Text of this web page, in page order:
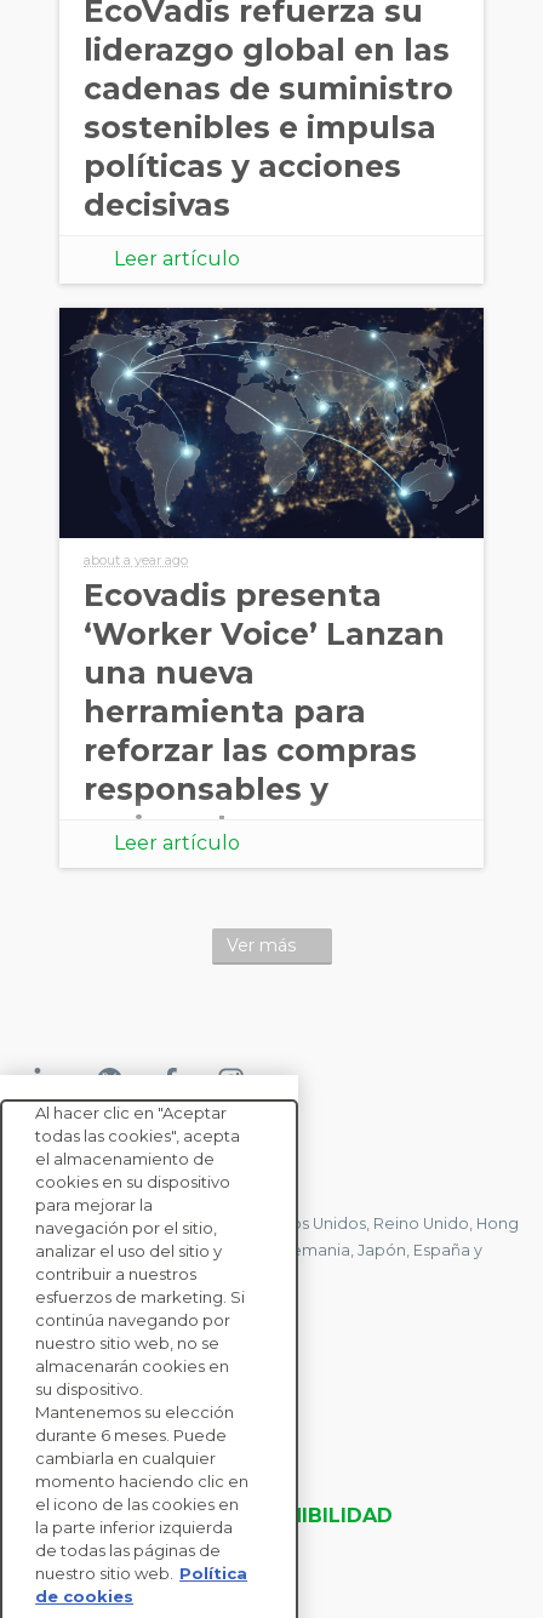
EcoVadis refuerza su
liderazgo global en las
cadenas de suministro
sostenibles e impulsa
políticas y acciones
decisivas
Leer artículo
about a year ago
Ecovadis presenta
‘Worker Voice’ Lanzan
una nueva
herramienta para
reforzar las compras
responsables y
mejorar las
condiciones laborales
Leer artículo
Ver más
CONTACTE CON NOSOTROS
Tenemos oficinas en Francia, Estados Unidos, Reino Unido, Hong
Kong, Mauricio, Polonia, Canadá, Alemania, Japón, España y
Singapur.
CONTACTE CON
NOSOTROS
SOLUCIONES
PARA EMPRESAS
EVALUACIONES DE SOSTENIBILIDAD
RECURSOS
ACERCA DE NOSOTROS
Al hacer clic en "Aceptar
todas las cookies", acepta
el almacenamiento de
cookies en su dispositivo
para mejorar la
navegación por el sitio,
analizar el uso del sitio y
contribuir a nuestros
esfuerzos de marketing. Si
continúa navegando por
nuestro sitio web, no se
almacenarán cookies en
su dispositivo.
Mantenemos su elección
durante 6 meses. Puede
cambiarla en cualquier
momento haciendo clic en
el icono de las cookies en
la parte inferior izquierda
de todas las páginas de
nuestro sitio web.
Política
de cookies